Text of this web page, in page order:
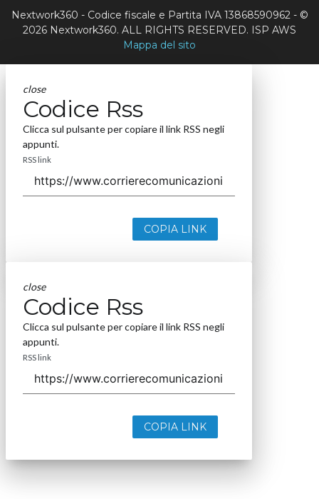
Nextwork360 - Codice fiscale e Partita IVA 13868590962 - ©
2026 Nextwork360. ALL RIGHTS RESERVED. ISP AWS
Mappa del sito
close
Codice Rss
Clicca sul pulsante per copiare il link RSS negli
appunti.
RSS link
COPIA LINK
close
Codice Rss
Clicca sul pulsante per copiare il link RSS negli
appunti.
RSS link
COPIA LINK